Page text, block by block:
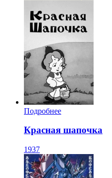
Подробнее
Красная шапочка
1937